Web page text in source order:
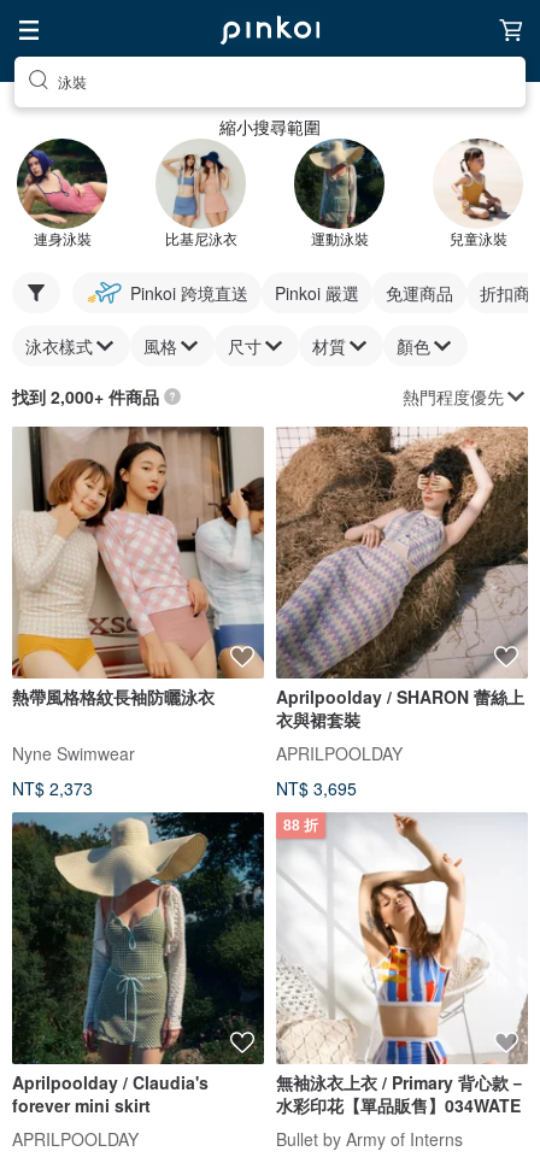
泳裝
縮小搜尋範圍
連身泳裝 比基尼泳衣 運動泳裝 兒童泳裝
Pinkoi 跨境直送 Pinkoi 嚴選 免運商品 折扣商
泳衣樣式 風格 尺寸 材質 顏色
找到 2,000+ 件商品 熱門程度優先
熱帶風格格紋長袖防曬泳衣
Nyne Swimwear
NT$ 2,373
Aprilpoolday / SHARON 蕾絲上
衣與裙套裝
APRILPOOLDAY
NT$ 3,695
Aprilpoolday / Claudia's
forever mini skirt
APRILPOOLDAY
88 折
無袖泳衣上衣 / Primary 背心款－
水彩印花【單品販售】034WATE
Bullet by Army of Interns